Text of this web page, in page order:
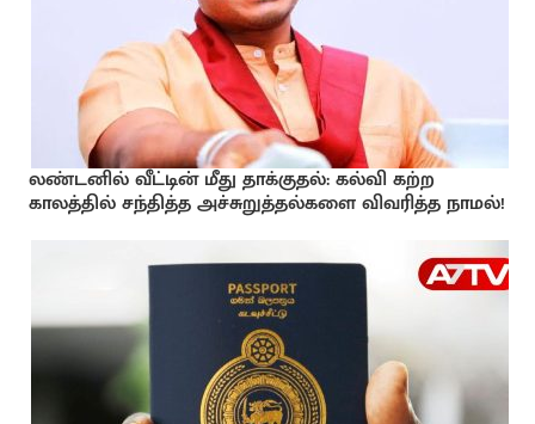
லண்டனில் வீட்டின் மீது தாக்குதல்: கல்வி கற்ற
காலத்தில் சந்தித்த அச்சுறுத்தல்களை விவரித்த நாமல்!